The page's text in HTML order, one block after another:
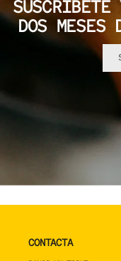
DOS MESES
CONTACTA